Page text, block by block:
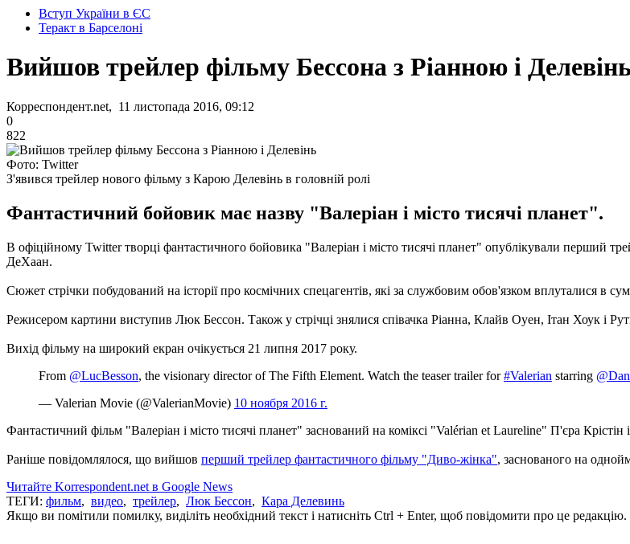
Вступ України в ЄС
Теракт в Барселоні
Вийшов трейлер фільму Бессона з Ріанною і
Корреспондент.net, 11 листопада 2016, 09:12
0
822
Фото: Twitter
З'явився трейлер нового фільму з Карою Делевінь в головній ролі
Фантастичний бойовик має назву "Валеріан і місто тисячі планет".
В офіційному Twitter творці фантастичного бойовика "Валеріан і місто тисячі планет" опублікували перший
ДеХаан.
Сюжет стрічки побудований на історії про космічних спецагентів, які за службовим обов'язком вплуталися в
Режисером картини виступив Люк Бессон. Також у стрічці знялися співачка Ріанна, Клайв Оуен, Ітан Хоук і
Вихід фільму на широкий екран очікується 21 липня 2017 року.
From @LucBesson, the visionary director of The Fifth Element. Watch the teaser trailer for#Valerian starring
— Valerian Movie (@ValerianMovie) 10 ноября 2016 г.
Фантастичний фільм "Валеріан і місто тисячі планет" заснований на коміксі "Valérian et Laureline" П'єра
Раніше повідомлялося, що вийшов перший трейлер фантастичного фільму "Диво-жінка", заснованого на
Читайте Korrespondent.net в Google News
ТЕГИ: фильм, видео, трейлер, Люк Бессон, Кара Делевинь
Якщо ви помітили помилку, виділіть необхідний текст і натисніть Ctrl + Enter, щоб повідомити про це редакцію.